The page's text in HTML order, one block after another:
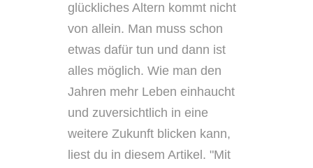
glückliches Altern kommt nicht
von allein. Man muss schon
etwas dafür tun und dann ist
alles möglich. Wie man den
Jahren mehr Leben einhaucht
und zuversichtlich in eine
weitere Zukunft blicken kann,
liest du in diesem Artikel. "Mit